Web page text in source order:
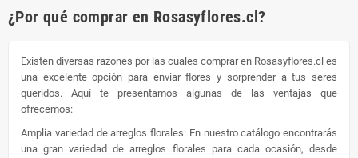
¿Por qué comprar en Rosasyflores.cl?
Existen diversas razones por las cuales comprar en Rosasyflores.cl es
una excelente opción para enviar flores y sorprender a tus seres
queridos. Aquí te presentamos algunas de las ventajas que
ofrecemos:
Amplia variedad de arreglos florales: En nuestro catálogo encontrarás
una gran variedad de arreglos florales para cada ocasión, desde